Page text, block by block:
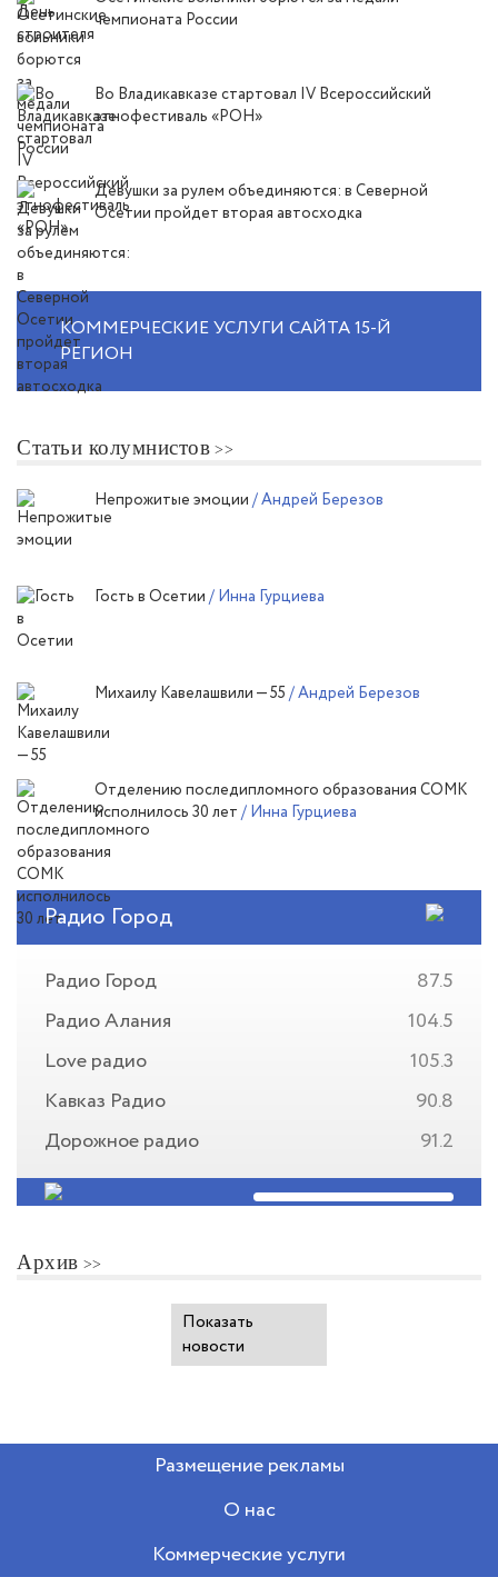
чемпионата России
Во Владикавказе стартовал IV Всероссийский
этнофестиваль «РОН»
Девушки за рулем объединяются: в Северной
Осетии пройдет вторая автосходка
КОММЕРЧЕСКИЕ УСЛУГИ САЙТА 15-Й
РЕГИОН
Статьи колумнистов
Непрожитые эмоции / Андрей Березов
Гость в Осетии / Инна Гурциева
Михаилу Кавелашвили — 55 / Андрей Березов
Отделению последипломного образования СОМК
исполнилось 30 лет / Инна Гурциева
Радио Город
Радио Город
87.5
Радио Алания
104.5
Love радио
105.3
Кавказ Радио
90.8
Дорожное радио
91.2
Архив
Показать
новости
Размещение рекламы
О нас
Коммерческие услуги